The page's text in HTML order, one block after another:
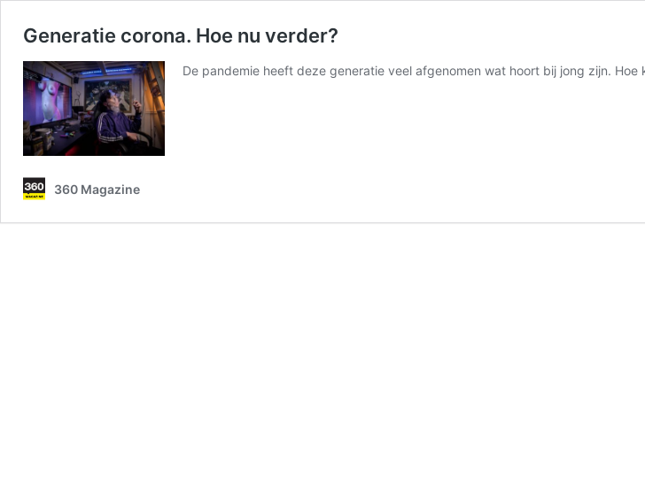
Generatie corona. Hoe nu verder?
De pandemie heeft deze generatie veel afgenomen wat hoort bij jong zijn.
360 Magazine